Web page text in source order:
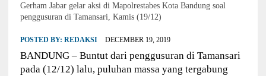
Gerham Jabar gelar aksi di Mapolrestabes Kota Bandung soal
penggusuran di Tamansari, Kamis (19/12)
POSTED BY: REDAKSI DECEMBER 19, 2019
BANDUNG – Buntut dari penggusuran di Tamansari
pada (12/12) lalu, puluhan massa yang tergabung